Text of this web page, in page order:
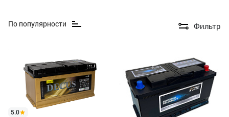
По популярности Фильтр
5.0